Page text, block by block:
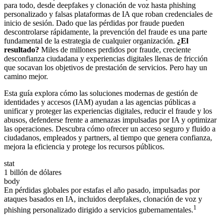
para todo, desde deepfakes y clonación de voz hasta phishing
personalizado y falsas plataformas de IA que roban credenciales de
inicio de sesión. Dado que las pérdidas por fraude pueden
descontrolarse rápidamente, la prevención del fraude es una parte
fundamental de la estrategia de cualquier organización. ¿El
resultado? Miles de millones perdidos por fraude, creciente
desconfianza ciudadana y experiencias digitales llenas de fricción
que socavan los objetivos de prestación de servicios. Pero hay un
camino mejor.
Esta guía explora cómo las soluciones modernas de gestión de
identidades y accesos (IAM) ayudan a las agencias públicas a
unificar y proteger las experiencias digitales, reducir el fraude y los
abusos, defenderse frente a amenazas impulsadas por IA y optimizar
las operaciones. Descubra cómo ofrecer un acceso seguro y fluido a
ciudadanos, empleados y partners, al tiempo que genera confianza,
mejora la eficiencia y protege los recursos públicos.
stat
1 billón de dólares
body
En pérdidas globales por estafas el año pasado, impulsadas por
ataques basados en IA, incluidos deepfakes, clonación de voz y
phishing personalizado dirigido a servicios gubernamentales.1